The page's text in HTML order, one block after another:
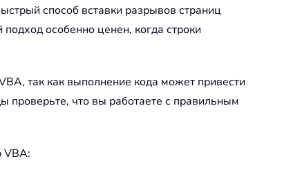
способ вставки разрывов страниц
особенно ценен, когда строки
так как выполнение кода может привести
проверьте, что вы работаете с правильным
VBA: